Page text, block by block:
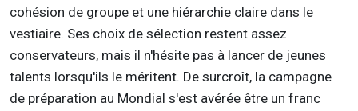
cohésion de groupe et une hiérarchie claire dans le
vestiaire. Ses choix de sélection restent assez
conservateurs, mais il n'hésite pas à lancer de jeunes
talents lorsqu'ils le méritent. De surcroît, la campagne
de préparation au Mondial s'est avérée être un franc